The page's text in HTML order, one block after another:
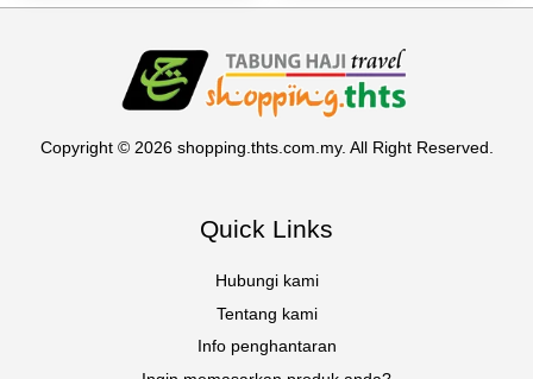
Copyright © 2026 shopping.thts.com.my. All Right Reserved.
Quick Links
Hubungi kami
Tentang kami
Info penghantaran